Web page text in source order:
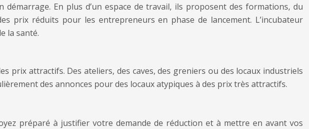
En plus d’un espace de travail, ils proposent des formations, du
prix réduits pour les entrepreneurs en phase de lancement. L’incubateur
la santé.
prix attractifs. Des ateliers, des caves, des greniers ou des locaux industriels
des annonces pour des locaux atypiques à des prix très attractifs.
préparé à justifier votre demande de réduction et à mettre en avant vos